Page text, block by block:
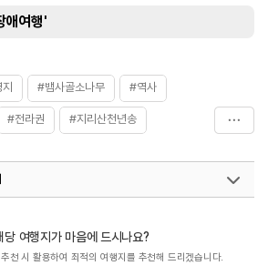
애여행'
#뱀사골소나무 #역사
#전라권 #지리산천년송
당 여행지가 마음에 드시나요?
천 시 활용하여 최적의 여행지를 추천해 드리겠습니다.